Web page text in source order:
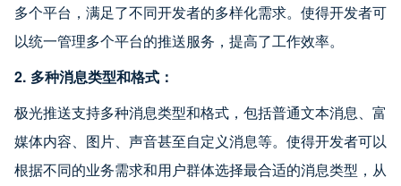
多个平台，满足了不同开发者的多样化需求。使得开发者可
以统一管理多个平台的推送服务，提高了工作效率。
2. 多种消息类型和格式：
极光推送支持多种消息类型和格式，包括普通文本消息、富
媒体内容、图片、声音甚至自定义消息等。使得开发者可以
根据不同的业务需求和用户群体选择最合适的消息类型，从